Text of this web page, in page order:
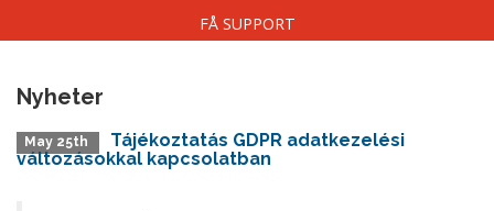
FÅ SUPPORT
Nyheter
May 25th
Tájékoztatás GDPR adatkezelési
változásokkal kapcsolatban